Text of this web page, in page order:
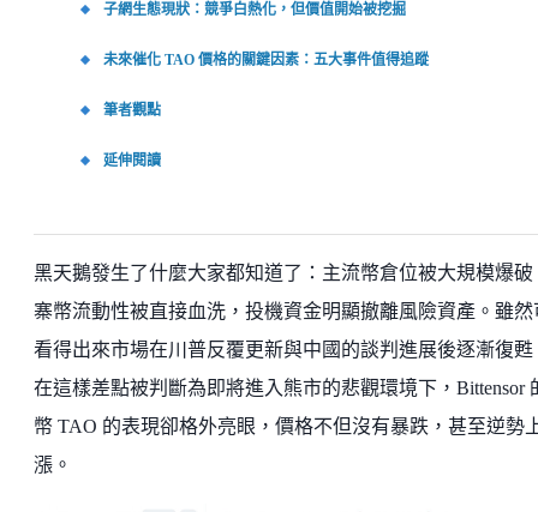
子網生態現狀：競爭白熱化，但價值開始被挖掘
未來催化 TAO 價格的關鍵因素：五大事件值得追蹤
筆者觀點
延伸閱讀
黑天鵝發生了什麼大家都知道了：主流幣倉位被大規模爆破
寨幣流動性被直接血洗，投機資金明顯撤離風險資產。雖然
看得出來市場在川普反覆更新與中國的談判進展後逐漸復甦
在這樣差點被判斷為即將進入熊市的悲觀環境下，Bittensor
幣 TAO 的表現卻格外亮眼，價格不但沒有暴跌，甚至逆勢
漲。